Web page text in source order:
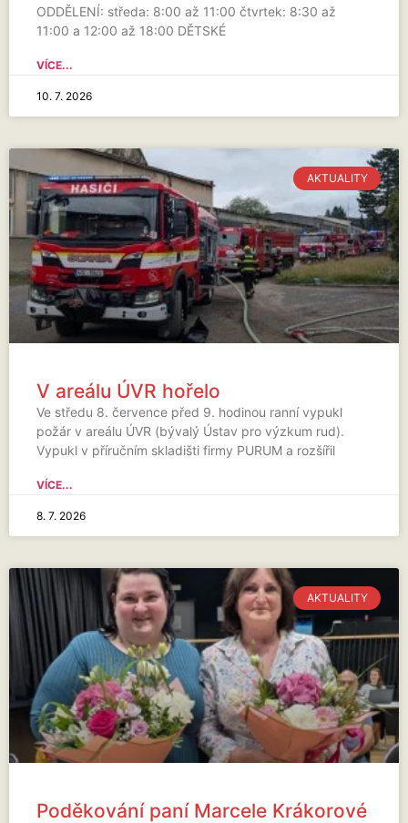
ODDĚLENÍ: středa: 8:00 až 11:00 čtvrtek: 8:30 až
11:00 a 12:00 až 18:00 DĚTSKÉ
VÍCE...
10. 7. 2026
AKTUALITY
V areálu ÚVR hořelo
Ve středu 8. července před 9. hodinou ranní vypukl
požár v areálu ÚVR (bývalý Ústav pro výzkum rud).
Vypukl v příručním skladišti firmy PURUM a rozšířil
VÍCE...
8. 7. 2026
AKTUALITY
Poděkování paní Marcele Krákorové